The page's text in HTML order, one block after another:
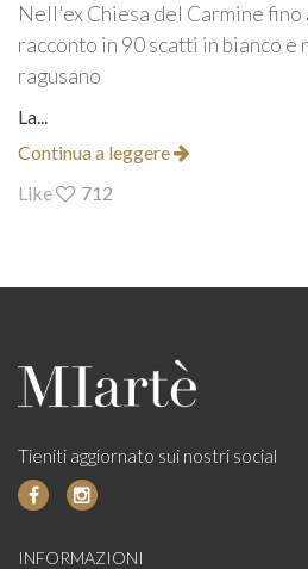
Nell'ex Chiesa del Carmine
racconto in 90 scatti in bianco
ragusano
La...
Continua a leggere
Like
712
Tieniti aggiornato sui nostri social
INFORMAZIONI